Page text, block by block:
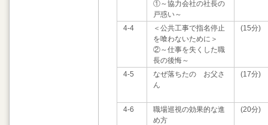
①～協力会社の社長の
戸惑い～
4-4
＜公共工事で指名停止
を喰わないために＞
②～仕事を失くした職
長の後悔～
(15分)
4-5
なぜ落ちたの お父さ
ん
(17分)
4-6
職場巡視の効果的な進
め方
(20分)